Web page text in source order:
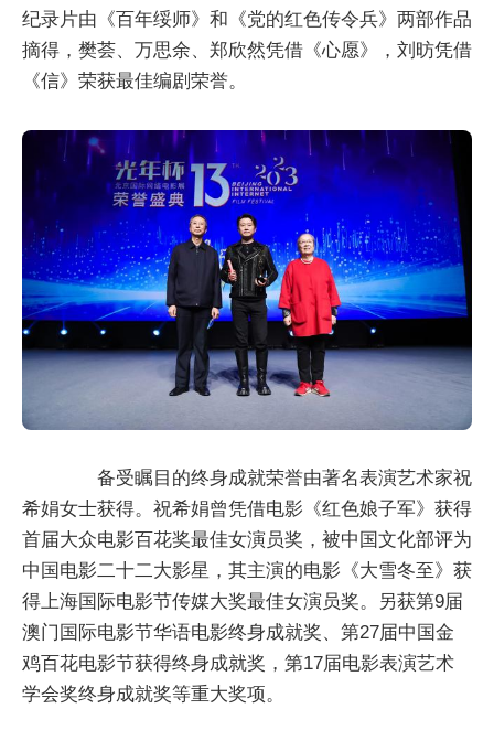
纪录片由《百年绥师》和《党的红色传令兵》两部作品
摘得，樊荟、万思余、郑欣然凭借《心愿》，刘昉凭借
《信》荣获最佳编剧荣誉。
备受瞩目的终身成就荣誉由著名表演艺术家祝
希娟女士获得。祝希娟曾凭借电影《红色娘子军》获得
首届大众电影百花奖最佳女演员奖，被中国文化部评为
中国电影二十二大影星，其主演的电影《大雪冬至》获
得上海国际电影节传媒大奖最佳女演员奖。另获第9届
澳门国际电影节华语电影终身成就奖、第27届中国金
鸡百花电影节获得终身成就奖，第17届电影表演艺术
学会奖终身成就奖等重大奖项。